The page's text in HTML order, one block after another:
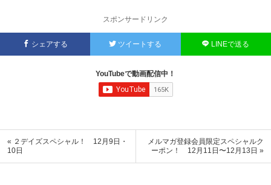
スポンサードリンク
シェアする ツイートする LINEで送る
YouTubeで動画配信中！
« ２デイズスペシャル！ 12月9日・
10日
メルマガ登録会員限定スペシャルク
ーポン！ 12月11日〜12月13日 »